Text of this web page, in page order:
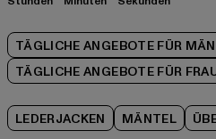
TÄGLICHE ANGEBOTE FÜR
TÄGLICHE ANGEBOTE FÜR
LEDERJACKEN MÄNTEL